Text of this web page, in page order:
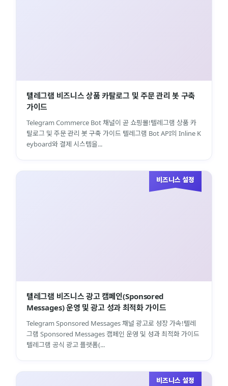
텔레그램 비즈니스 상품 카탈로그 및 주문 관리 봇 구축
가이드
Telegram Commerce Bot 채널이 곧 쇼핑몰!텔레그램 상품 카
탈로그 및 주문 관리 봇 구축 가이드 텔레그램 Bot API의 Inline K
eyboard와 결제 시스템을...
비즈니스 설정
텔레그램 비즈니스 광고 캠페인(Sponsored
Messages) 운영 및 광고 성과 최적화 가이드
Telegram Sponsored Messages 채널 광고로 성장 가속!텔레
그램 Sponsored Messages 캠페인 운영 및 성과 최적화 가이드
텔레그램 공식 광고 플랫폼(...
비즈니스 설정